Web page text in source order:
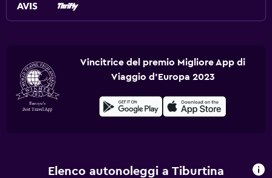
Vincitrice del premio Migliore App di
Viaggio d'Europa 2023
Elenco autonoleggi a Tiburtina